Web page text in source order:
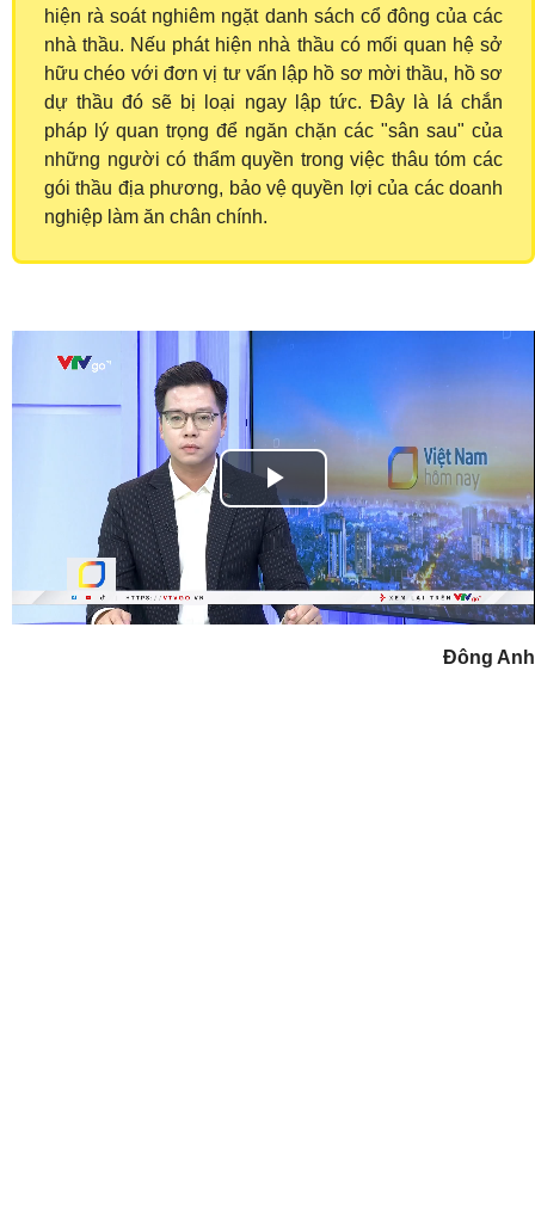
hiện rà soát nghiêm ngặt danh sách cổ đông của các
nhà thầu. Nếu phát hiện nhà thầu có mối quan hệ sở
hữu chéo với đơn vị tư vấn lập hồ sơ mời thầu, hồ sơ
dự thầu đó sẽ bị loại ngay lập tức. Đây là lá chắn
pháp lý quan trọng để ngăn chặn các "sân sau" của
những người có thẩm quyền trong việc thâu tóm các
gói thầu địa phương, bảo vệ quyền lợi của các doanh
nghiệp làm ăn chân chính.
Play
Video
Đông Anh